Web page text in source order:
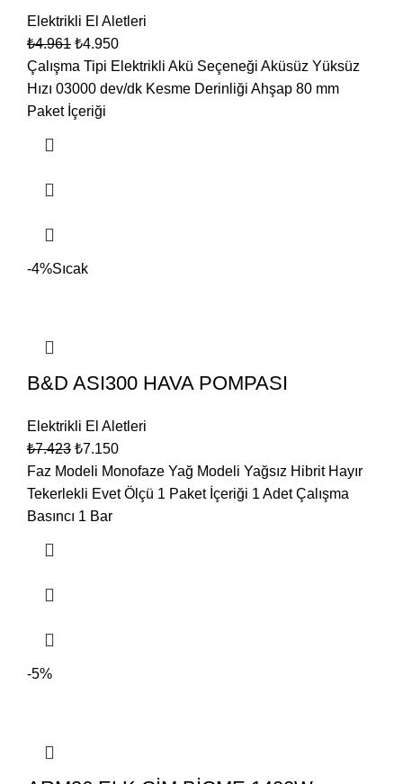
Elektrikli El Aletleri
₺4.961 ₺4.950
Çalışma Tipi Elektrikli Akü Seçeneği Aküsüz Yüksüz
Hızı 03000 dev/dk Kesme Derinliği Ahşap 80 mm
Paket İçeriği
-4%Sıcak
B&D ASI300 HAVA POMPASI
Elektrikli El Aletleri
₺7.423 ₺7.150
Faz Modeli Monofaze Yağ Modeli Yağsız Hibrit Hayır
Tekerlekli Evet Ölçü 1 Paket İçeriği 1 Adet Çalışma
Basıncı 1 Bar
-5%